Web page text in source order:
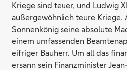
Kriege sind teuer, und Ludwig
außergewöhnlich teure
Sonnenkönig seine absolute
einem umfassenden
eifriger Bauherr. Um all das
ersann sein Finanzminister